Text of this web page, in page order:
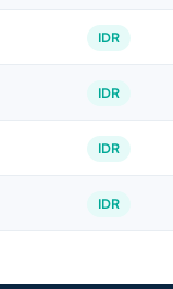
IDR
IDR
IDR
IDR